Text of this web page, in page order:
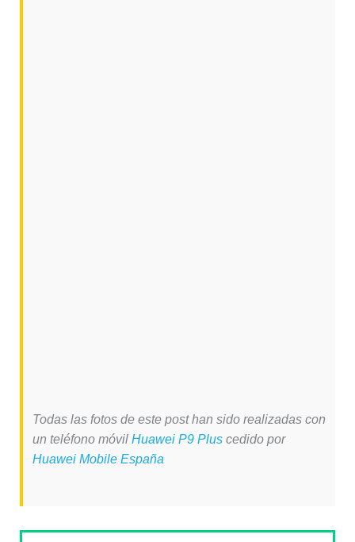
Todas las fotos de este post han sido realizadas con
un teléfono móvil Huawei P9 Pluscedido por
Huawei Mobile España